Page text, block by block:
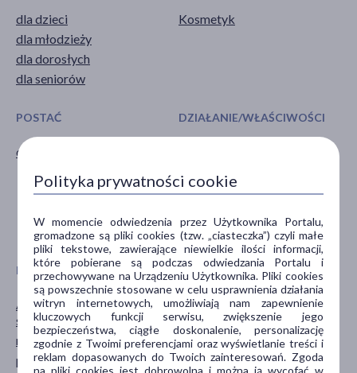
dla dzieci
dla młodzieży
dla dorosłych
dla seniorów
Kosmetyk
POSTAĆ
olejek
DZIAŁANIE/WŁAŚCIWOŚCI
natłuszczające
oczyszczające
PROBLEM
AZS (atopowe zapalenie
skóry)
nadwrażliwość
podrażnienie
GŁÓWNY SKŁADNIK
gliceryna
soja
witamina E (tokoferol)
Polityka prywatności cookie
W momencie odwiedzenia przez Użytkownika Portalu,
gromadzone są pliki cookies (tzw. „ciasteczka”) czyli małe
pliki tekstowe, zawierające niewielkie ilości informacji,
które pobierane są podczas odwiedzania Portalu i
przechowywane na Urządzeniu Użytkownika. Pliki cookies
są powszechnie stosowane w celu usprawnienia działania
witryn internetowych, umożliwiają nam zapewnienie
kluczowych funkcji serwisu, zwiększenie jego
bezpieczeństwa, ciągłe doskonalenie, personalizację
zgodnie z Twoimi preferencjami oraz wyświetlanie treści i
reklam dopasowanych do Twoich zainteresowań. Zgoda
na pliki cookies jest dobrowolna i można ją wycofać w